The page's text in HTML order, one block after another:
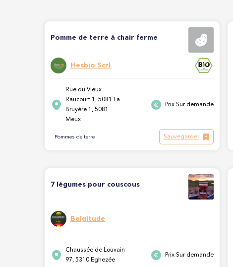
Pomme de terre à chair ferme
Hesbio Scrl
Rue du Vieux
Raucourt 1, 5081 La
Bruyère 1, 5081
Meux
Prix Sur demande
Pommes de terre Sauvegarder
7 légumes pour couscous
Belgitude
Chaussée de Louvain
97, 5310 Eghezée
Prix Sur demande